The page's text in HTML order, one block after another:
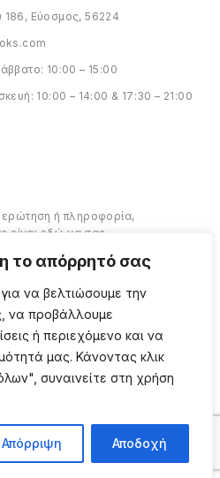
το απόρρητό σας
να βελτιώσουμε την
να προβάλλουμε
ή περιεχόμενο και να
μας. Κάνοντας κλικ
συναινείτε στη χρήση
Απόρριψη Αποδοχή
186, Εύοσμος, 56224
10:00 – 15:00
10:00 – 14:00 & 17:30 – 21:00
ερώτηση ή πληροφορία,
είναι εδώ να σας